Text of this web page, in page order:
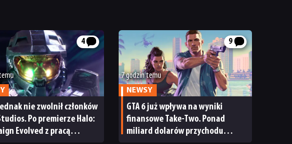
4
nie zwolnił członków
Po premierze Halo:
Evolved z pracą
9
7 godzin temu
NEWSY
GTA 6 już wpływa na wyniki
finansowe Take-Two. Ponad
miliard dolarów przychodu